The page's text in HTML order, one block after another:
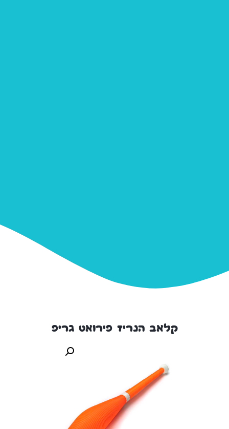
קלאב הנריז פירואט גריפ